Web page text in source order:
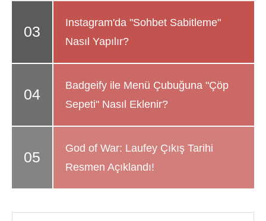
Instagram'da "Sohbet Sabitleme"
Nasıl Yapılır?
Badgeify ile Menü Çubuğuna "Çöp
Sepeti" Nasıl Eklenir?
God of War: Laufey Çıkış Tarihi
Resmen Açıklandı!